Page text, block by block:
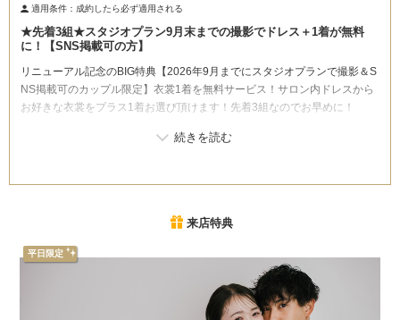
挙式フォト スタジオでの撮影
衣装追加無料 豊富なカラードレス
撮影前の打ち合わせ
適用条件： 成約したら必ず適用される
★先着3組★スタジオプラン9月末までの撮影でドレス＋1着が無料
に！【SNS掲載可の方】
リニューアル記念のBIG特典【2026年9月までにスタジオプランで撮影＆S
NS掲載可のカップル限定】衣裳1着を無料サービス！サロン内ドレスから
お好きな衣裳をプラス1着お選び頂けます！先着3組なのでお早めに！
来店特典
平日限定